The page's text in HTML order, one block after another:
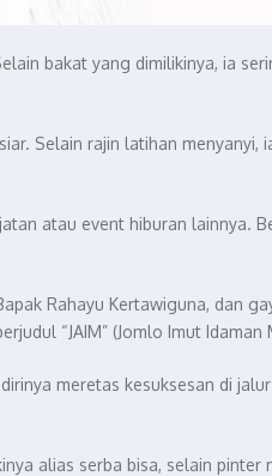
bakat yang dimilikinya, ia
Selain rajin latihan menyanyi,
atau event hiburan lainnya.
Rahayu Kertawiguna, dan
“JAIM” (Jomlo Imut Idaman
meretas kesuksesan di
alias serba bisa, selain pinter